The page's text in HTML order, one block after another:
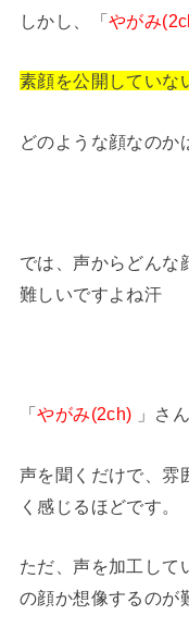
しかし、「やがみ
素顔を公開していな
どのような顔なのか
では、声からどんな
難しいですよね汗
「やがみ(2ch) 」さ
声を聞くだけで、雰
く感じるほどです。
ただ、声を加工して
の顔か想像するのが